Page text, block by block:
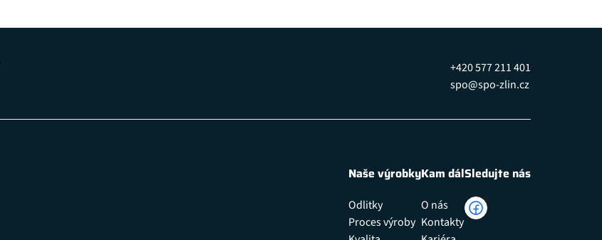
+420 577 211 401
spo@spo-zlin.cz
Naše výrobky
Odlitky
Proces výroby
Kam dál
O nás
Kontakty
Sledujte nás